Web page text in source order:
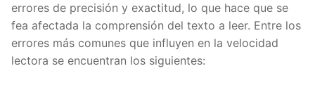
errores de precisión y exactitud, lo que hace que se
fea afectada la comprensión del texto a leer. Entre los
errores más comunes que influyen en la velocidad
lectora se encuentran los siguientes: